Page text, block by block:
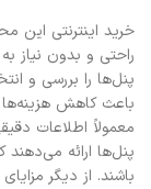
خرید اینترنتی این
راحتی و بدون نیاز
پنل‌ها را بررسی و
باعث کاهش هزینه‌ها
معمولاً اطلاعات
پنل‌ها ارائه
باشند. از دیگر